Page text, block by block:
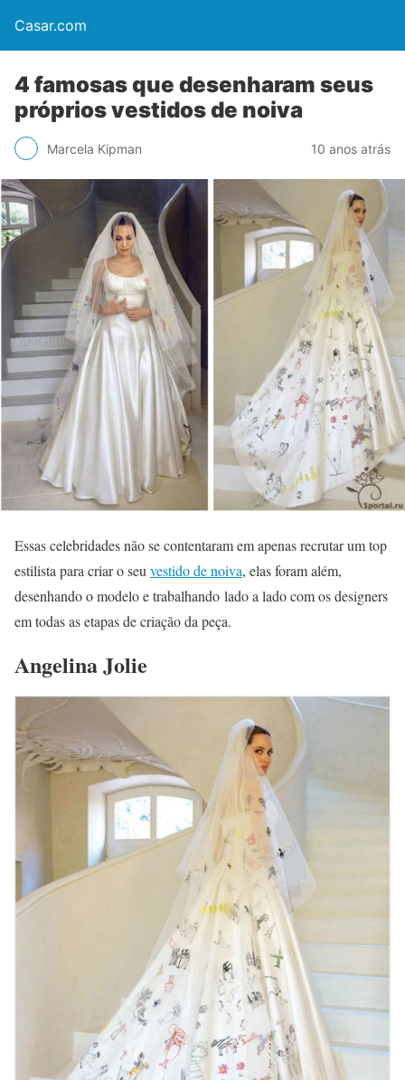
Casar.com
4 famosas que desenharam seus
próprios vestidos de noiva
Marcela Kipman 10 anos atrás
Essas celebridades não se contentaram em apenas recrutar um top
estilista para criar o seuvestido de noiva, elas foram além,
desenhando o modelo e trabalhando lado a lado com os designers
em todas as etapas de criação da peça.
Angelina Jolie